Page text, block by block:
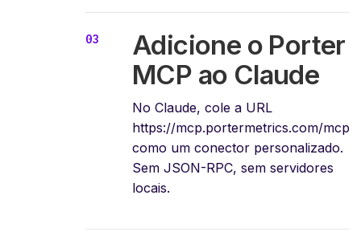
Adicione o Porter
MCP ao Claude
No Claude, cole a URL
https://mcp.portermetrics.com/mcp
como um conector personalizado.
Sem JSON-RPC, sem servidores
locais.